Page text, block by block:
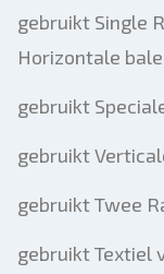
gebruikt Single
Horizontale
gebruikt
gebruikt
gebruikt Twee
gebruikt Textiel